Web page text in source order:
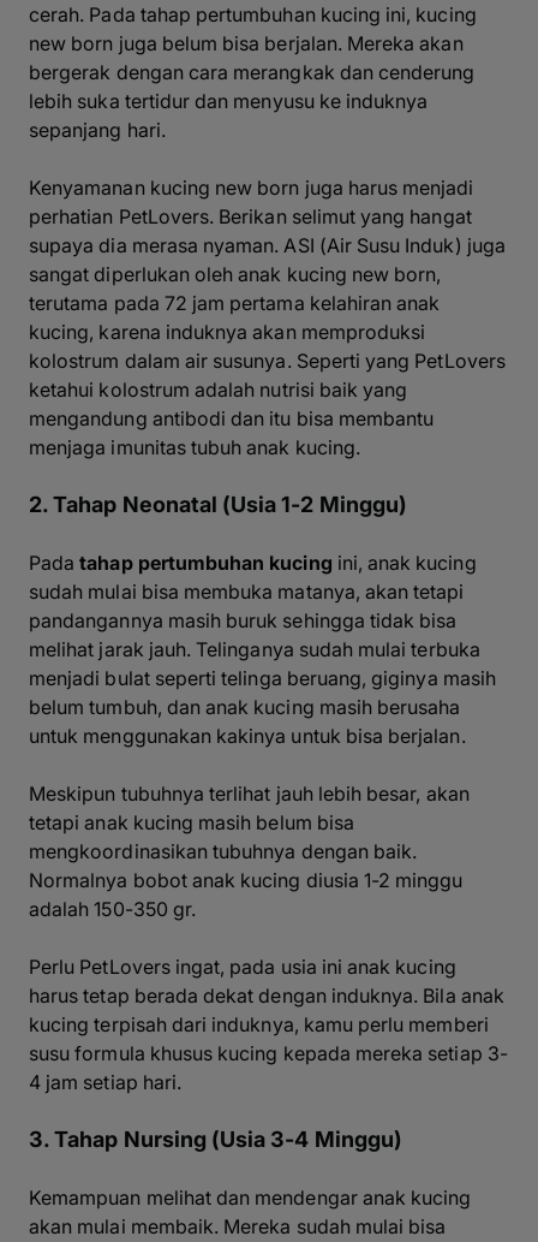
cerah. Pada tahap pertumbuhan kucing ini, kucing
new born juga belum bisa berjalan. Mereka akan
bergerak dengan cara merangkak dan cenderung
lebih suka tertidur dan menyusu ke induknya
sepanjang hari.
Kenyamanan kucing new born juga harus menjadi
perhatian PetLovers. Berikan selimut yang hangat
supaya dia merasa nyaman. ASI (Air Susu Induk) juga
sangat diperlukan oleh anak kucing new born,
terutama pada 72 jam pertama kelahiran anak
kucing, karena induknya akan memproduksi
kolostrum dalam air susunya. Seperti yang PetLovers
ketahui kolostrum adalah nutrisi baik yang
mengandung antibodi dan itu bisa membantu
menjaga imunitas tubuh anak kucing.
2. Tahap Neonatal (Usia 1-2 Minggu)
Padatahap pertumbuhan kucing ini, anak kucing
sudah mulai bisa membuka matanya, akan tetapi
pandangannya masih buruk sehingga tidak bisa
melihat jarak jauh. Telinganya sudah mulai terbuka
menjadi bulat seperti telinga beruang, giginya masih
belum tumbuh, dan anak kucing masih berusaha
untuk menggunakan kakinya untuk bisa berjalan.
Meskipun tubuhnya terlihat jauh lebih besar, akan
tetapi anak kucing masih belum bisa
mengkoordinasikan tubuhnya dengan baik.
Normalnya bobot anak kucing diusia 1-2 minggu
adalah 150-350 gr.
Perlu PetLovers ingat, pada usia ini anak kucing
harus tetap berada dekat dengan induknya. Bila anak
kucing terpisah dari induknya, kamu perlu memberi
susu formula khusus kucing kepada mereka setiap 3-
4 jam setiap hari.
3. Tahap Nursing (Usia 3-4 Minggu)
Kemampuan melihat dan mendengar anak kucing
akan mulai membaik. Mereka sudah mulai bisa